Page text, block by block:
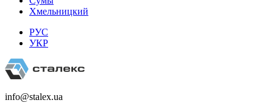
Хмельницкий
РУС
УКР
info@stalex.ua